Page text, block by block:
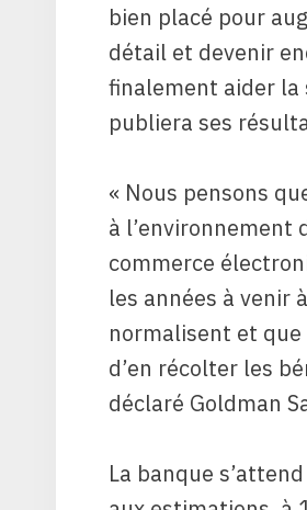
bien placé pour
détail et devenir
finalement aider la
publiera ses
« Nous pensons
à l’environnement
commerce
les années à venir
normalisent et
d’en récolter les
déclaré Goldman
La banque